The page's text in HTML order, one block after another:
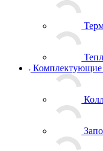
Комплектующие